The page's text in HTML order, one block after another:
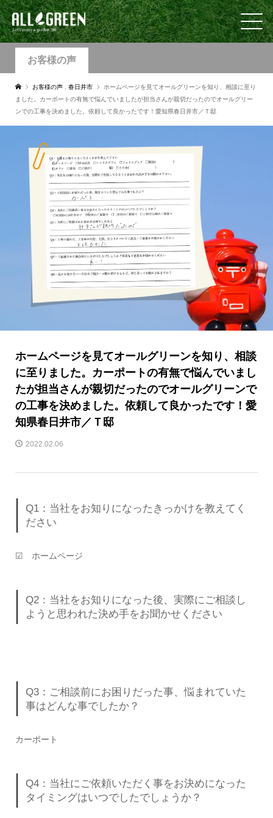
お客様の声
お客様の声 春日井市
ホームページを見てオールグリーンを知り、相談に至り
ました。カーポートの有無で悩んでいましたが担当さんが親切だったのでオールグリー
ンでの工事を決めました。依頼して良かったです！愛知県春日井市／Ｔ邸
ホームページを見てオールグリーンを知り、相談
に至りました。カーポートの有無で悩んでいまし
たが担当さんが親切だったのでオールグリーンで
の工事を決めました。依頼して良かったです！愛
知県春日井市／Ｔ邸
2022.02.06
Q1：当社をお知りになったきっかけを教えてく
ださい
☑ ホームページ
Q2：当社をお知りになった後、実際にご相談し
ようと思われた決め手をお聞かせください
Q3：ご相談前にお困りだった事、悩まれていた
事はどんな事でしたか？
カーポート
Q4：当社にご依頼いただく事をお決めになった
タイミングはいつでしたでしょうか？